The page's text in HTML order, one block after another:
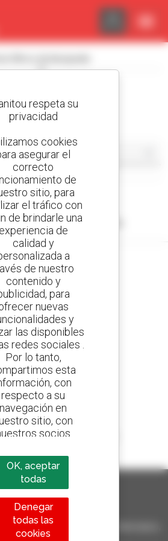
corresponde con su búsqueda.
Cree sus alertas
de equipos de ocasión
concesionarios
por todo el mundo
manipuladores telescópicos
de manutención de ocasión: telescópico,
elevadora
respeta su
privacidad
cookies
asegurar el
correcto
de
sitio, para
el tráfico con
de brindarle una
experiencia de
calidad y
a
de nuestro
contenido y
para
nuevas
y
las disponibles
redes sociales .
Por lo tanto,
esta
con
respecto a su
navegación en
sitio, con
socios
y de
redes sociales
OK, aceptar
todas
Denegar
todas las
cookies